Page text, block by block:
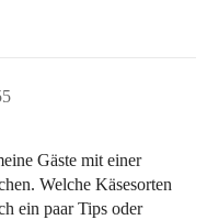
Gäste mit einer
Welche Käsesorten
ein paar Tips oder